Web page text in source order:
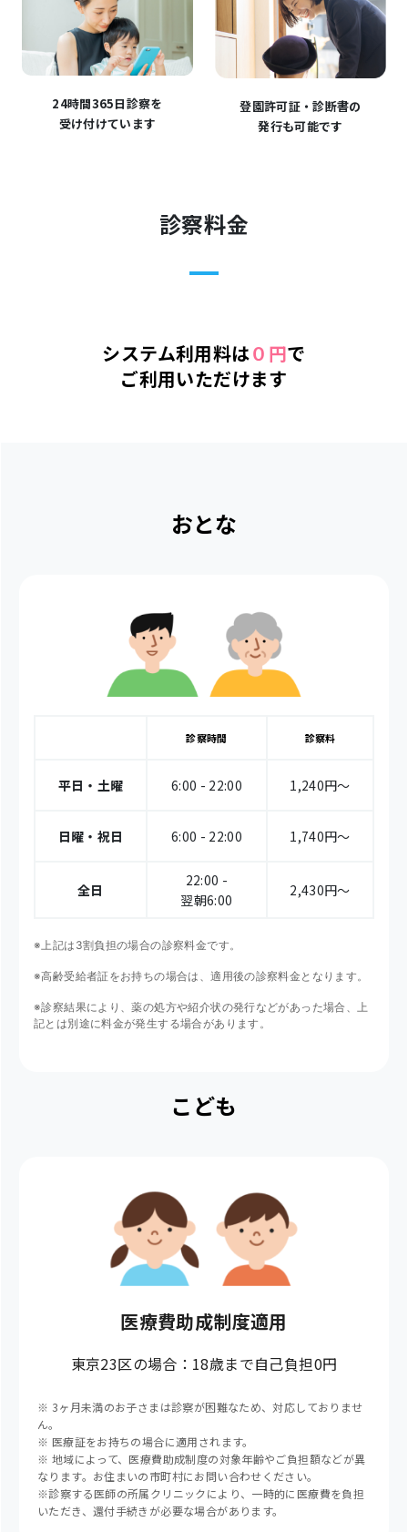
24時間365日診察を
受け付けています
登園許可証・診断書の
発行も可能です
診察料金
システム利用料は０円で
ご利用いただけます
おとな
診察時間 診察料
平日・土曜 6:00 - 22:00 1,240円〜
日曜・祝日 6:00 - 22:00 1,740円〜
全日
22:00 -
翌朝6:00
2,430円〜
※上記は3割負担の場合の診察料金です。
※高齢受給者証をお持ちの場合は、適用後の診察料金となります。
※診察結果により、薬の処方や紹介状の発行などがあった場合、上
記とは別途に料金が発生する場合があります。
こども
医療費助成制度適用
東京23区の場合：18歳まで自己負担0円
※ 3ヶ月未満のお子さまは診察が困難なため、対応しておりませ
ん。
※ 医療証をお持ちの場合に適用されます。
※ 地域によって、医療費助成制度の対象年齢やご負担額などが異
なります。お住まいの市町村にお問い合わせください。
※診察する医師の所属クリニックにより、一時的に医療費を負担
いただき、還付手続きが必要な場合があります。